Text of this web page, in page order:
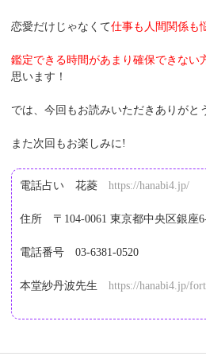
恋愛だけじゃなくて仕事も人間関係も
鑑定できる時間があまり確保できない
思います！
では、今回もお読みいただきありがと
また次回もお楽しみに!
電話占い　花菱 https://hanabi4.jp/
住所　〒104-0061 東京都中央区銀座
電話番号　03-6381-0520
本堂紗丹波先生 https://hanabi4.jp/